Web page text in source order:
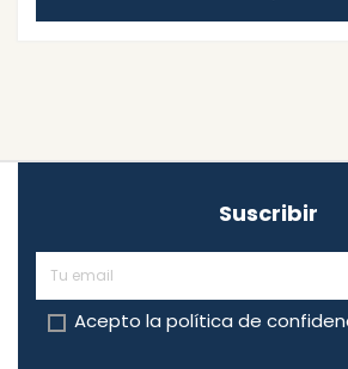
Suscribir
Acepto la política de